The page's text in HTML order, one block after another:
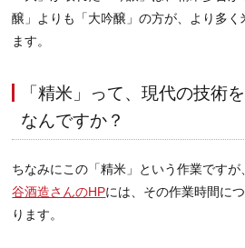
醸」よりも「大吟醸」の方が、より多く
ます。
「精米」って、現代の技術
なんですか？
ちなみにこの「精米」という作業です
谷酒造さんのHPには、その作業時間に
ります。